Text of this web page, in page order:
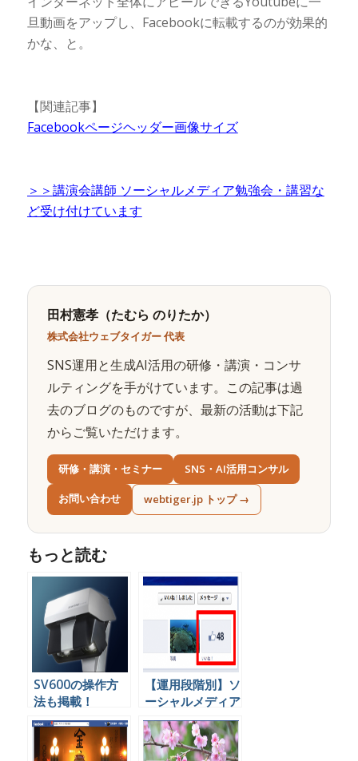
旦動画をアップし、Facebookに転載するのが効果的
かな、と。
【関連記事】
Facebookページヘッダー画像サイズ
＞＞講演会講師 ソーシャルメディア勉強会・講習な
ど受け付けています
田村憲孝（たむら のりたか）
株式会社ウェブタイガー 代表
SNS運用と生成AI活用の研修・講演・コンサ
ルティングを手がけています。この記事は過
去のブログのものですが、最新の活動は下記
からご覧いただけます。
研修・講演・セミナー SNS・AI活用コンサル
お問い合わせ webtiger.jp トップ →
もっと読む
SV600の操作方
法も掲載！
ScanSnapPerfectGuideBook！
【運用段階別】ソ
ーシャルメディア
を企業が運営する
ときに設定するべ
きＫＰＩとは